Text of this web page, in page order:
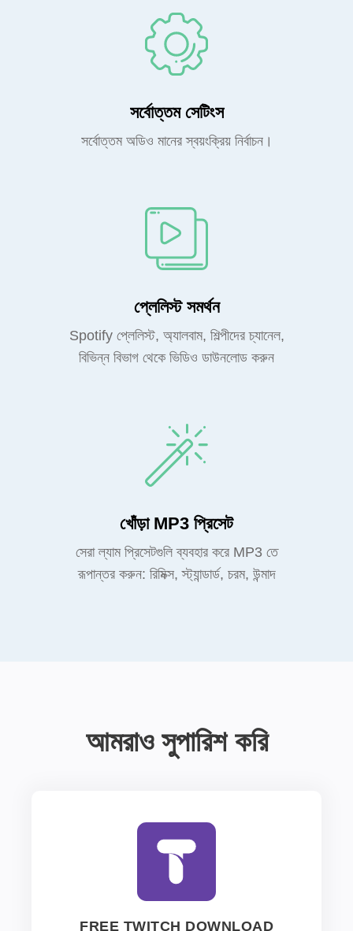
সর্বোত্তম সেটিংস
সর্বোত্তম অডিও মানের স্বয়ংক্রিয় নির্বাচন।
প্লেলিস্ট সমর্থন
Spotify প্লেলিস্ট, অ্যালবাম, শিল্পীদের চ্যানেল,
বিভিন্ন বিভাগ থেকে ভিডিও ডাউনলোড করুন
খোঁড়া MP3 প্রিসেট
সেরা ল্যাম প্রিসেটগুলি ব্যবহার করে MP3 তে
রূপান্তর করুন: রিমিক্স, স্ট্যান্ডার্ড, চরম, উন্মাদ
আমরাও সুপারিশ করি
FREE TWITCH DOWNLOAD